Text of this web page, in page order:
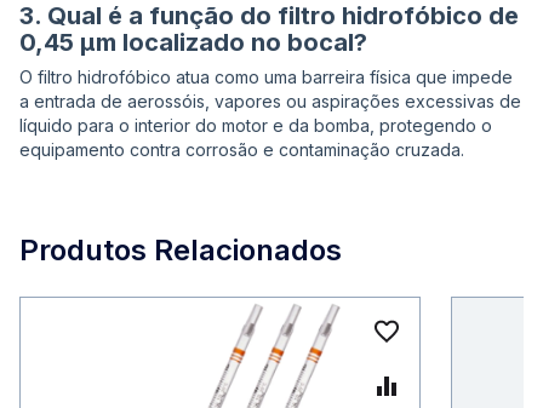
3. Qual é a função do filtro hidrofóbico de
0,45 µm localizado no bocal?
O filtro hidrofóbico atua como uma barreira física que impede
a entrada de aerossóis, vapores ou aspirações excessivas de
líquido para o interior do motor e da bomba, protegendo o
equipamento contra corrosão e contaminação cruzada.
Produtos Relacionados
Adicionar à